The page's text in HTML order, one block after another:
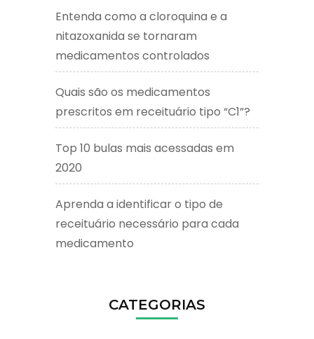
Entenda como a cloroquina e a
nitazoxanida se tornaram
medicamentos controlados
Quais são os medicamentos
prescritos em receituário tipo “C1”?
Top 10 bulas mais acessadas em
2020
Aprenda a identificar o tipo de
receituário necessário para cada
medicamento
CATEGORIAS